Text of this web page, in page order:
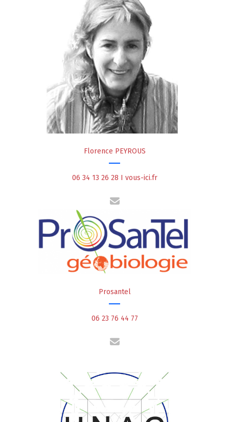
Florence PEYROUS
06 34 13 26 28 I vous-ici.fr
Prosantel
06 23 76 44 77